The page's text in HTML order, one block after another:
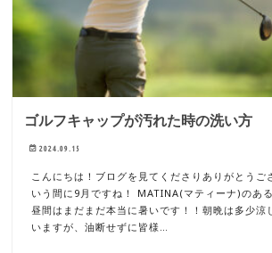
ゴルフキャップが汚れた時の洗い方
2024.09.15
こんにちは！ブログを見てくださりありがとうご
いう間に9月ですね！ MATINA(マティーナ)のあ
昼間はまだまだ本当に暑いです！！朝晩は多少涼
いますが、油断せずに皆様…